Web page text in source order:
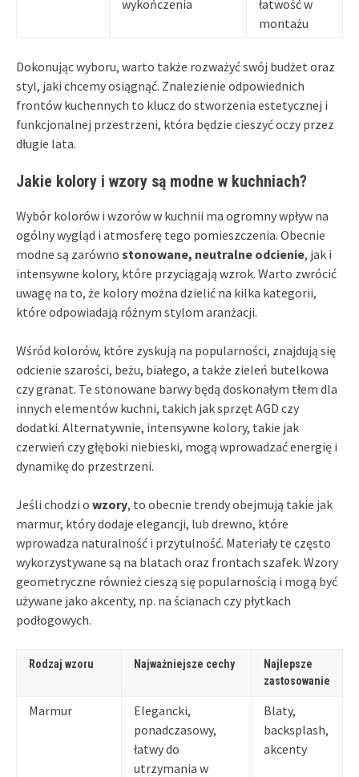
wykończenia
łatwość w
montażu
Dokonując wyboru, warto także rozważyć swój budżet oraz
styl, jaki chcemy osiągnąć. Znalezienie odpowiednich
frontów kuchennych to klucz do stworzenia estetycznej i
funkcjonalnej przestrzeni, która będzie cieszyć oczy przez
długie lata.
Jakie kolory i wzory są modne w kuchniach?
Wybór kolorów i wzorów w kuchnii ma ogromny wpływ na
ogólny wygląd i atmosferę tego pomieszczenia. Obecnie
modne są zarówno stonowane, neutralne odcienie, jak i
intensywne kolory, które przyciągają wzrok. Warto zwrócić
uwagę na to, że kolory można dzielić na kilka kategorii,
które odpowiadają różnym stylom aranżacji.
Wśród kolorów, które zyskują na popularności, znajdują się
odcienie szarości, beżu, białego, a także zieleń butelkowa
czy granat. Te stonowane barwy będą doskonałym tłem dla
innych elementów kuchni, takich jak sprzęt AGD czy
dodatki. Alternatywnie, intensywne kolory, takie jak
czerwień czy głęboki niebieski, mogą wprowadzać energię i
dynamikę do przestrzeni.
Jeśli chodzi o wzory, to obecnie trendy obejmują takie jak
marmur, który dodaje elegancji, lub drewno, które
wprowadza naturalność i przytulność. Materiały te często
wykorzystywane są na blatach oraz frontach szafek. Wzory
geometryczne również cieszą się popularnością i mogą być
używane jako akcenty, np. na ścianach czy płytkach
podłogowych.
Rodzaj wzoru Najważniejsze cechy
Najlepsze
zastosowanie
Marmur
Elegancki,
ponadczasowy,
łatwy do
utrzymania w
Blaty,
backsplash,
akcenty